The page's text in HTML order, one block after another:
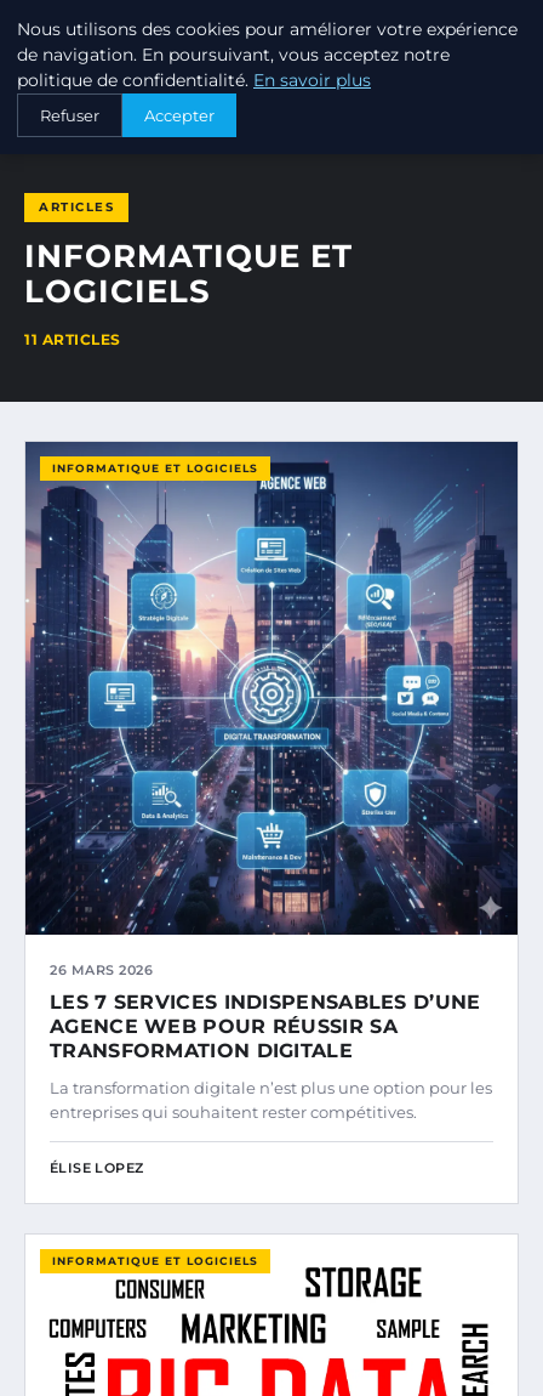
ANNUAIRE3 ANNUAIRE3D
ACCUEIL INFORMATIQUE ET LOGICIELS
ARTICLES
INFORMATIQUE ET
LOGICIELS
11 ARTICLES
INFORMATIQUE ET LOGICIELS
26 MARS 2026
LES 7 SERVICES INDISPENSABLES D’UNE
AGENCE WEB POUR RÉUSSIR SA
TRANSFORMATION DIGITALE
La transformation digitale n’est plus une option pour les
entreprises qui souhaitent rester compétitives.
ÉLISE LOPEZ
INFORMATIQUE ET LOGICIELS
Nous utilisons des cookies pour améliorer votre expérience
de navigation. En poursuivant, vous acceptez notre
politique de confidentialité. En savoir plus
Refuser Accepter